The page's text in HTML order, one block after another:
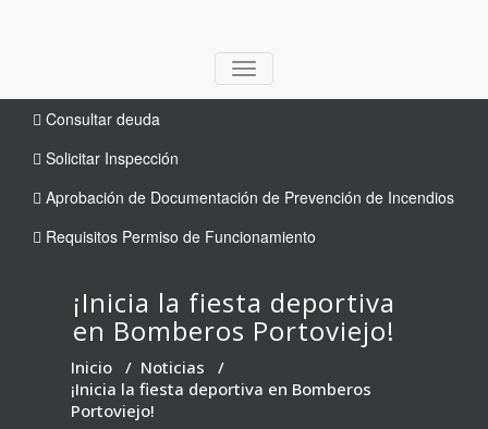
TOGGLE
NAVIGATION
Consultar deuda
Solicitar Inspección
Aprobación de Documentación de Prevención de Incendios
Requisitos Permiso de Funcionamiento
¡Inicia la fiesta deportiva
en Bomberos Portoviejo!
Inicio / Noticias /
¡Inicia la fiesta deportiva en Bomberos
Portoviejo!